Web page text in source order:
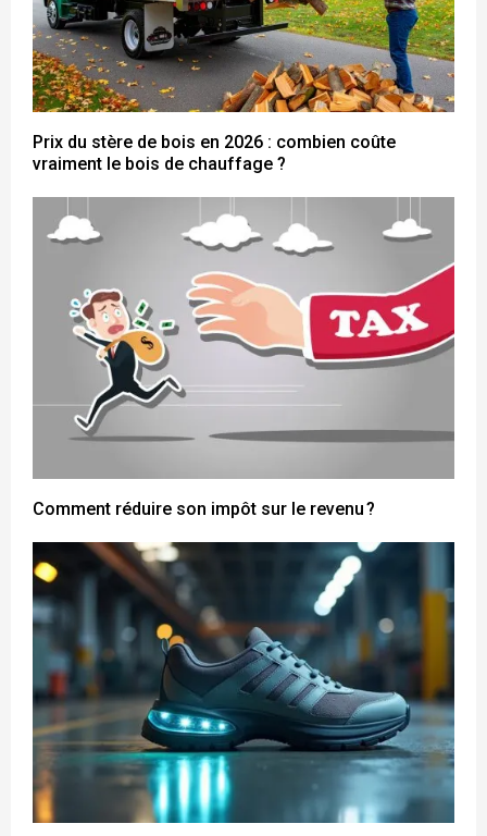
Prix du stère de bois en 2026 : combien coûte
vraiment le bois de chauffage ?
Comment réduire son impôt sur le revenu ?